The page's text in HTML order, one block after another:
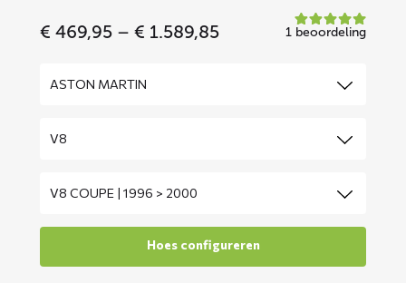
€ 469,95 – € 1.589,85Price
1 beoordeling